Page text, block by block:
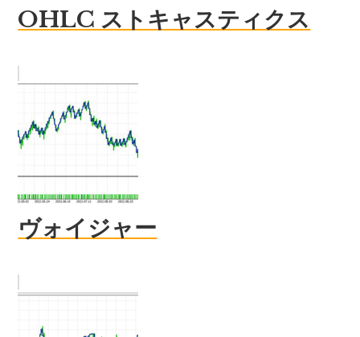
OHLC ストキャスティクス
ヴォイジャー